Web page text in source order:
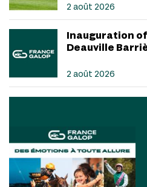
2 août 2026
Inauguration
Deauville
2 août 2026